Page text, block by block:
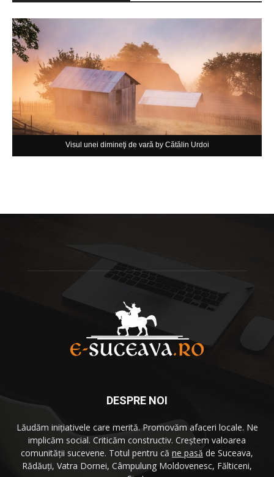
Visul unei dimineţi de vară by Cătălin Urdoi
DESPRE NOI
Lăudăm iniţiativele care merită. Promovăm afaceri locale. Ne
implicăm social. Criticăm constructiv. Creştem valoarea
comunităţii sucevene. Totul pentru că ne pasă de Suceava,
Rădăuţi, Vatra Dornei, Câmpulung Moldovenesc, Fălticeni,